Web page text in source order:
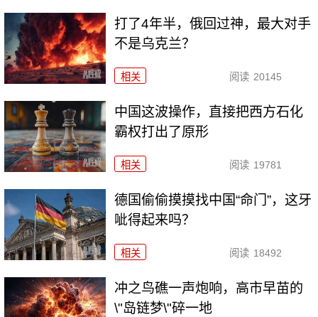
打了4年半，俄回过神，最大对手
不是乌克兰？
相关 阅读 20145
中国这波操作，直接把西方石化
霸权打出了原形
相关 阅读 19781
德国偷偷摸摸找中国“命门”，这牙
呲得起来吗？
相关 阅读 18492
冲之鸟礁一声炮响，高市早苗的
\"岛链梦\"碎一地